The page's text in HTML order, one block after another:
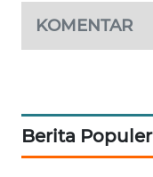
KOMENTAR
Berita Populer